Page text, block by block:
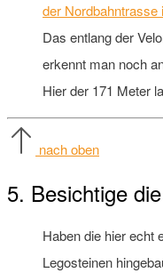
Das entlang der
erkennt man noch
Hier der 171 Meter
nach oben
5. Besichtige
Haben die hier echt
Legosteinen